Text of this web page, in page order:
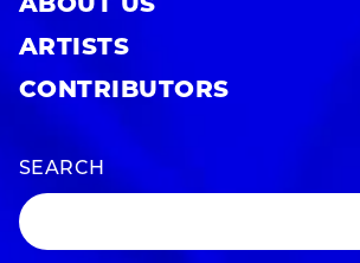
ABOUT US
ARTISTS
CONTRIBUTORS
SEARCH